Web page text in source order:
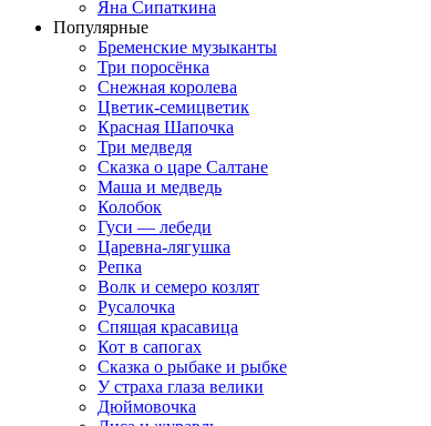
Яна Сипаткина
Популярные
Бременские музыканты
Три поросёнка
Снежная королева
Цветик-семицветик
Красная Шапочка
Три медведя
Сказка о царе Салтане
Маша и медведь
Колобок
Гуси — лебеди
Царевна-лягушка
Репка
Волк и семеро козлят
Русалочка
Спящая красавица
Кот в сапогах
Сказка о рыбаке и рыбке
У страха глаза велики
Дюймовочка